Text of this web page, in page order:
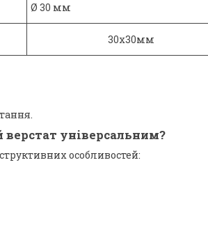
Ø 30 мм
30х30мм
універсальним?
особливостей: